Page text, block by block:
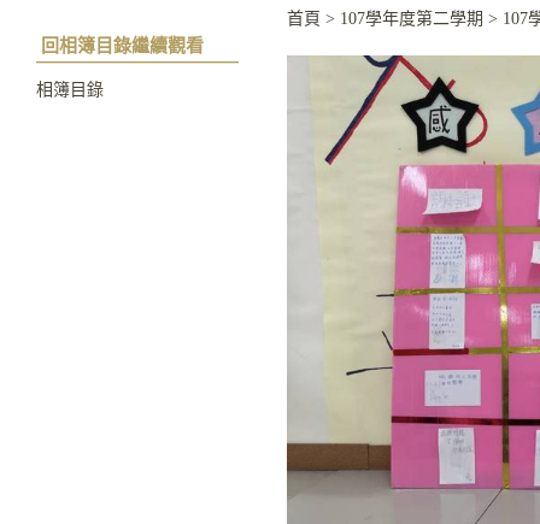
回相簿目錄繼續觀看
相簿目錄
首頁 > 107學年度第二學期 > 107